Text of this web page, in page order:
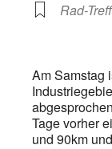
Rad-Treff
Am Samstag
Tage vorher
und 90km